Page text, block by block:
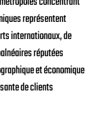
représentent
internationaux, de
réputées
et économique
de clients